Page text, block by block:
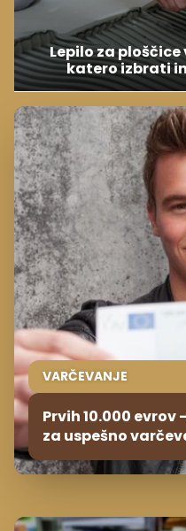
Lepilo za
katero izbrati
VARČEVANJE
Prvih 10.000
za uspešno